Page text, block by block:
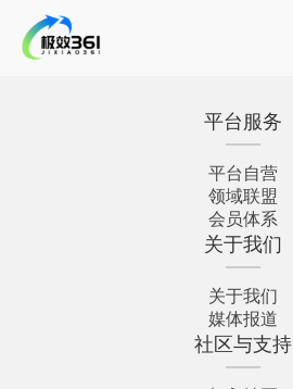
平台服务
平台自营
领域联盟
会员体系
关于我们
关于我们
媒体报道
社区与支持